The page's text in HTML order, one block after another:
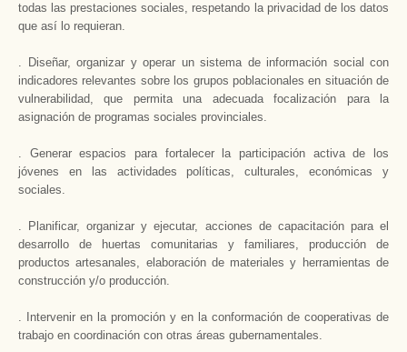
todas las prestaciones sociales, respetando la privacidad de los datos
que así lo requieran.
. Diseñar, organizar y operar un sistema de información social con
indicadores relevantes sobre los grupos poblacionales en situación de
vulnerabilidad, que permita una adecuada focalización para la
asignación de programas sociales provinciales.
. Generar espacios para fortalecer la participación activa de los
jóvenes en las actividades políticas, culturales, económicas y
sociales.
. Planificar, organizar y ejecutar, acciones de capacitación para el
desarrollo de huertas comunitarias y familiares, producción de
productos artesanales, elaboración de materiales y herramientas de
construcción y/o producción.
. Intervenir en la promoción y en la conformación de cooperativas de
trabajo en coordinación con otras áreas gubernamentales.